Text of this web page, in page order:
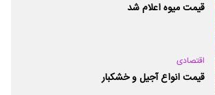
قیمت میوه اعلام شد
اقتصادی
قیمت انواع آجیل و خشکبار